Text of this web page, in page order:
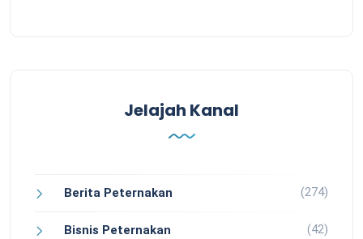
Jelajah Kanal
Berita Peternakan (274)
Bisnis Peternakan (42)